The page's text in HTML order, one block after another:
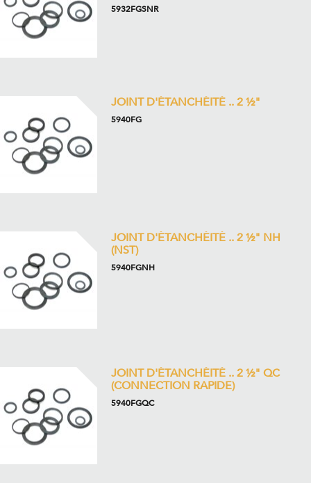
5932FGSNR
JOINT D'ÉTANCHÉITÉ .. 2 ½"
5940FG
JOINT D'ÉTANCHÉITÉ .. 2 ½" NH
(NST)
5940FGNH
JOINT D'ÉTANCHÉITÉ .. 2 ½" QC
(CONNECTION RAPIDE)
5940FGQC